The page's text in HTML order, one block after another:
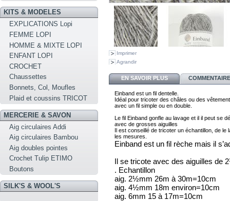
KITS & MODELES
EXPLICATIONS Lopi
FEMME LOPI
HOMME & MIXTE LOPI
ENFANT LOPI
CROCHET
Chaussettes
Bonnets, Col, Moufles
Plaid et coussins TRICOT
MERCERIE & SAVON
Aig circulaires Addi
Aig circulaires Bambou
Aig doubles pointes
Crochet Tulip ETIMO
Boutons
SILK'S & WOOL'S
Imprimer
Agrandir
EN SAVOIR PLUS
Einband est un fil dentelle.
Idéal pour tricoter des châles ou des
avec un fil simple ou en double.
Le fil Einband gonfle au lavage et il il peut se
Il est conseillé de tricoter un échantillon, de le
les mesures.
Einband est un fil rèche mais il
Il se tricote avec des aiguilles de
. Echantillon
aig. 2½mm 26m à 30m=10cm
aig. 4½mm 18m environ=10cm
aig. 6mm 15 à 17m=10cm